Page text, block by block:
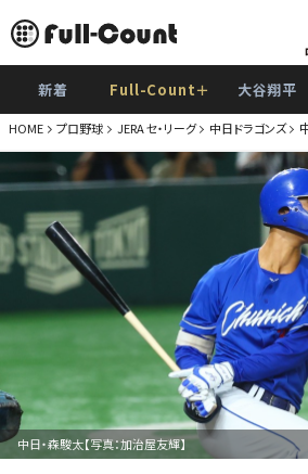
新着 Full-Count＋ 大谷翔平
HOME プロ野球 JERA セ・リーグ 中日ドラゴンズ
中日・森駿太【写真：加治屋友輝】